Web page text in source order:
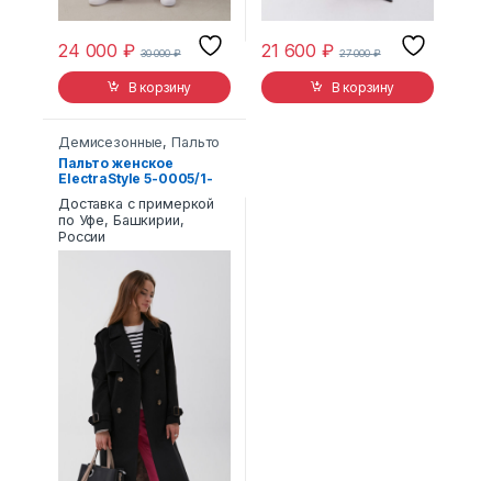
24 000₽ 30 000₽
В корзину
21 600₽ 27 000₽
В корзину
Демисезонные,Пальто
Пальто женское
ElectraStyle 5-0005/1-
Доставка с примеркой
по Уфе, Башкирии,
России